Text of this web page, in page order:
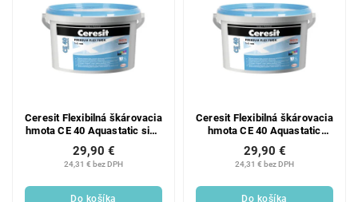
Ceresit Flexibilná škárovacia
hmota CE 40 Aquastatic sivá
5 kg
24,31 € bez DPH
29,90 €
Do košíka
Ceresit Flexibilná škárovacia
hmota CE 40 Aquastatic
biela 5 kg
24,31 € bez DPH
29,90 €
Do košíka